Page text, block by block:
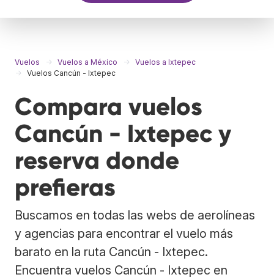
Vuelos Vuelos a México
Vuelos a Ixtepec
Vuelos Cancún - Ixtepec
Compara vuelos
Cancún - Ixtepec y
reserva donde
prefieras
Buscamos en todas las webs de aerolíneas
y agencias para encontrar el vuelo más
barato en la ruta Cancún - Ixtepec.
Encuentra vuelos Cancún - Ixtepec en